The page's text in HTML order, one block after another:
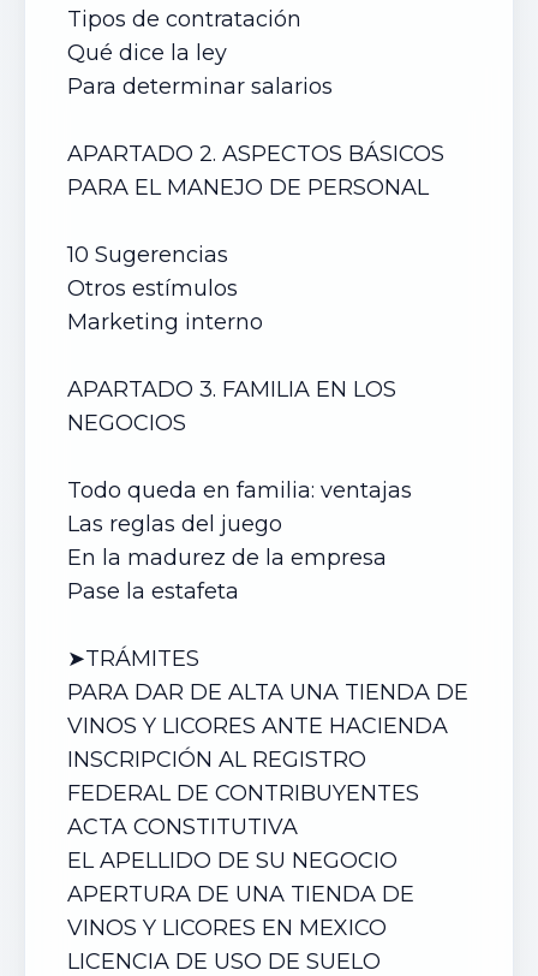
Tipos de contratación
Qué dice la ley
Para determinar salarios
APARTADO 2. ASPECTOS BÁSICOS
PARA EL MANEJO DE PERSONAL
10 Sugerencias
Otros estímulos
Marketing interno
APARTADO 3. FAMILIA EN LOS
NEGOCIOS
Todo queda en familia: ventajas
Las reglas del juego
En la madurez de la empresa
Pase la estafeta
➤TRÁMITES
PARA DAR DE ALTA UNA TIENDA DE
VINOS Y LICORES ANTE HACIENDA
INSCRIPCIÓN AL REGISTRO
FEDERAL DE CONTRIBUYENTES
ACTA CONSTITUTIVA
EL APELLIDO DE SU NEGOCIO
APERTURA DE UNA TIENDA DE
VINOS Y LICORES EN MEXICO
LICENCIA DE USO DE SUELO